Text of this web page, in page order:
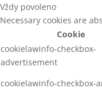
Vždy povoleno
Necessary cookies are
Cookie
cookielawinfo-checkbox-
advertisement
cookielawinfo-checkbox-